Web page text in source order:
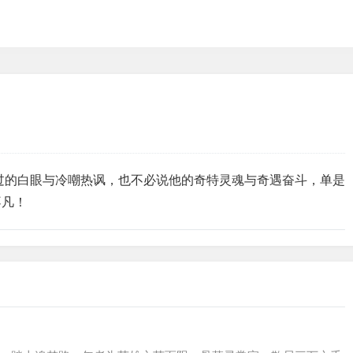
白眼与冷嘲热讽，也不必说他的奇特灵魂与奇遇奋斗，单是
！